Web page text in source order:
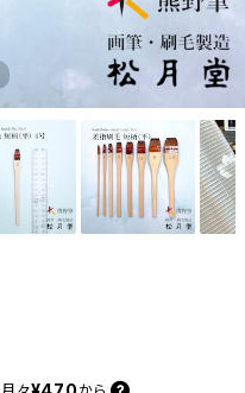
月々 から